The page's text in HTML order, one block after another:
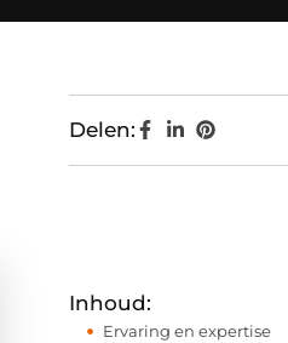
Delen:
Inhoud:
Ervaring en expertise